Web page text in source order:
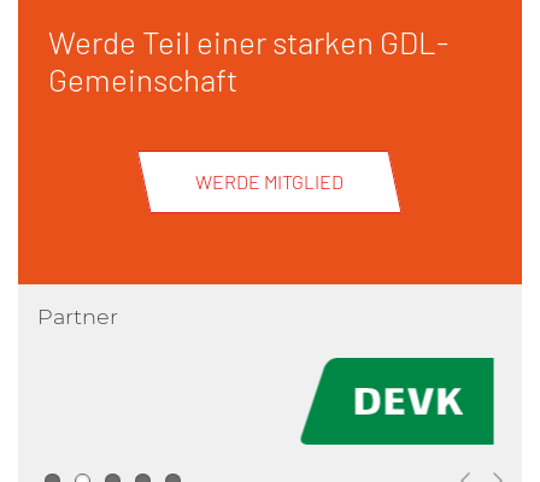
Werde Teil einer starken GDL-
Gemeinschaft
WERDE MITGLIED
Partner